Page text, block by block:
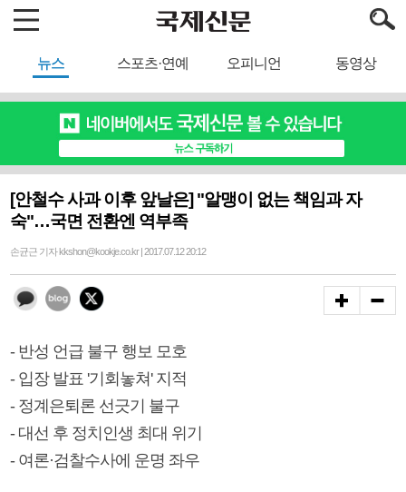
뉴스 스포츠·연예 오피니언 동영상
[안철수 사과 이후 앞날은] "알맹이 없는 책임과 자
숙"…국면 전환엔 역부족
손균근 기자 kkshon@kookje.co.kr | 2017.07.12 20:12
- 반성 언급 불구 행보 모호
- 입장 발표 '기회놓쳐' 지적
- 정계은퇴론 선긋기 불구
- 대선 후 정치인생 최대 위기
- 여론·검찰수사에 운명 좌우